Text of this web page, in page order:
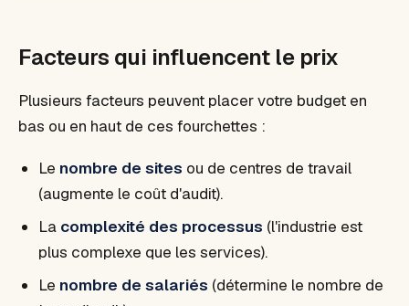
Facteurs qui influencent le prix
Plusieurs facteurs peuvent placer votre budget en
bas ou en haut de ces fourchettes :
Le nombre de sites ou de centres de travail
(augmente le coût d'audit).
La complexité des processus (l'industrie est
plus complexe que les services).
Le nombre de salariés (détermine le nombre de